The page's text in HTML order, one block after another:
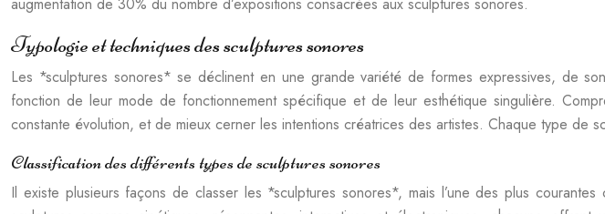
Typologie et techniques des sculptures sonores
Les *sculptures sonores* se déclinent en une grande variété de formes expressives, de
fonction de leur mode de fonctionnement spécifique et de leur esthétique singulière.
constante évolution, et de mieux cerner les intentions créatrices des artistes. Chaque type de
Classification des différents types de sculptures sonores
Il existe plusieurs façons de classer les *sculptures sonores*, mais l’une des plus